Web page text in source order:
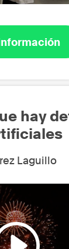
hay
Laguillo